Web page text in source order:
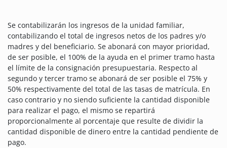
Se contabilizarán los ingresos de la unidad familiar,
contabilizando el total de ingresos netos de los padres y/o
madres y del beneficiario. Se abonará con mayor prioridad,
de ser posible, el 100% de la ayuda en el primer tramo hasta
el límite de la consignación presupuestaria. Respecto al
segundo y tercer tramo se abonará de ser posible el 75% y
50% respectivamente del total de las tasas de matrícula. En
caso contrario y no siendo suficiente la cantidad disponible
para realizar el pago, el mismo se repartirá
proporcionalmente al porcentaje que resulte de dividir la
cantidad disponible de dinero entre la cantidad pendiente de
pago.